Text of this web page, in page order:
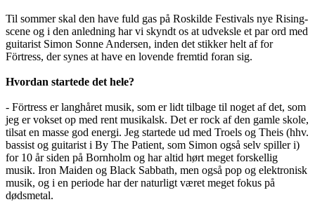
Til sommer skal den have fuld gas på Roskilde Festivals nye Rising-
scene og i den anledning har vi skyndt os at udveksle et par ord med
guitarist Simon Sonne Andersen, inden det stikker helt af for
Förtress, der synes at have en lovende fremtid foran sig.
Hvordan startede det hele?
- Förtress er langhåret musik, som er lidt tilbage til noget af det, som
jeg er vokset op med rent musikalsk. Det er rock af den gamle skole,
tilsat en masse god energi. Jeg startede ud med Troels og Theis (hhv.
bassist og guitarist i By The Patient, som Simon også selv spiller i)
for 10 år siden på Bornholm og har altid hørt meget forskellig
musik. Iron Maiden og Black Sabbath, men også pop og elektronisk
musik, og i en periode har der naturligt været meget fokus på
dødsmetal.